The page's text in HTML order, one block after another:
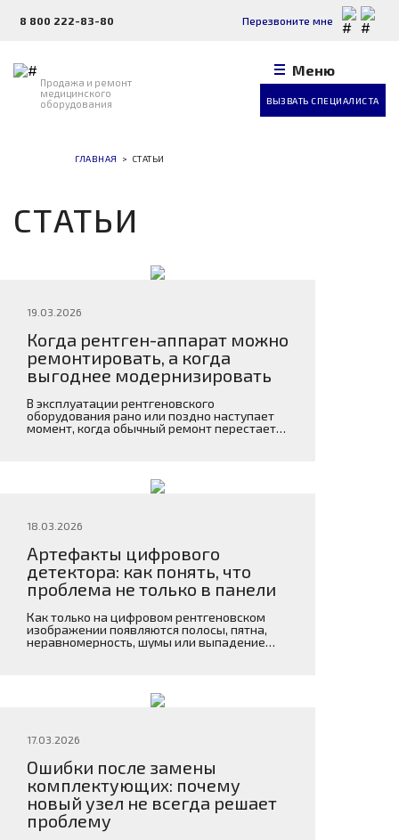
8 800 222-83-80 Перезвоните мне
Продажа и ремонт
медицинского
оборудования
Меню
ВЫЗВАТЬ СПЕЦИАЛИСТА
ГЛАВНАЯ > СТАТЬИ
СТАТЬИ
19.03.2026
Когда рентген-аппарат можно
ремонтировать, а когда
выгоднее модернизировать
В эксплуатации рентгеновского
оборудования рано или поздно наступает
момент, когда обычный ремонт перестает
18.03.2026
Артефакты цифрового
детектора: как понять, что
проблема не только в панели
Как только на цифровом рентгеновском
изображении появляются полосы, пятна,
неравномерность, шумы или выпадение
исходное изображение, а ее замена стоит
дорого и кажется логичным объяснением
визуальный артефакт […]
17.03.2026
Ошибки после замены
комплектующих: почему
новый узел не всегда решает
проблему